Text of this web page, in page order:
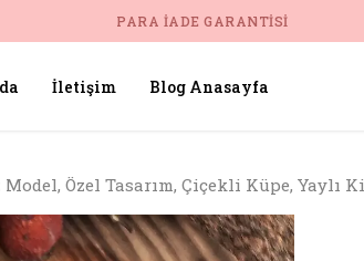
PARA İADE GARANTISI
İletişim Blog Anasayfa
Özel Tasarım, Çiçekli Küpe, Yaylı